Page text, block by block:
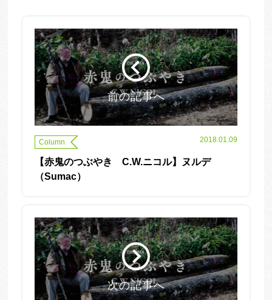
前の記事へ
Column 2018.01.09
【赤鬼のつぶやき C.W.ニコル】ヌルデ
（Sumac）
次の記事へ